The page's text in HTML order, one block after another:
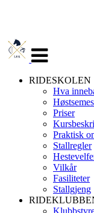
navigasjon
RIDESKOLEN
Hva
Priser
Praktisk
Stallregler
Vilkår
Fasiliteter
Stallgjeng